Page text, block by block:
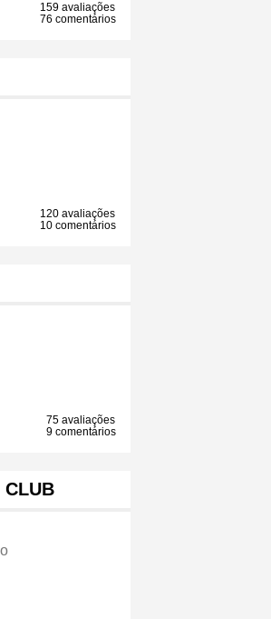
159 avaliações
76 comentários
120 avaliações
10 comentários
75 avaliações
9 comentários
CLUB